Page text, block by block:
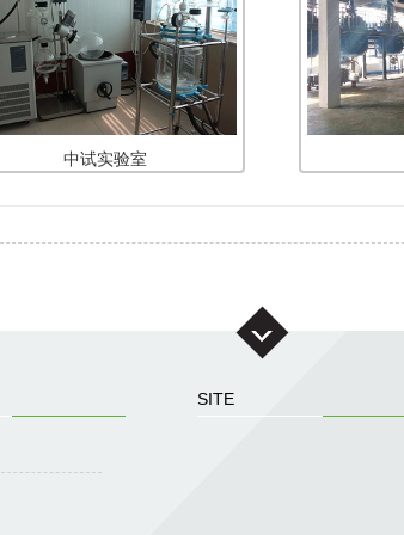
中试实验室
SITE